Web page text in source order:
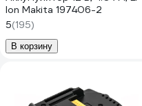
Ion Makita 197406-2
5(195)
В корзину